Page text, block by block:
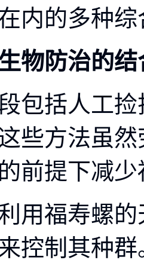
内的多种
物防治的结
包括人工
些方法虽
前提下减
用福寿螺
控制其种群